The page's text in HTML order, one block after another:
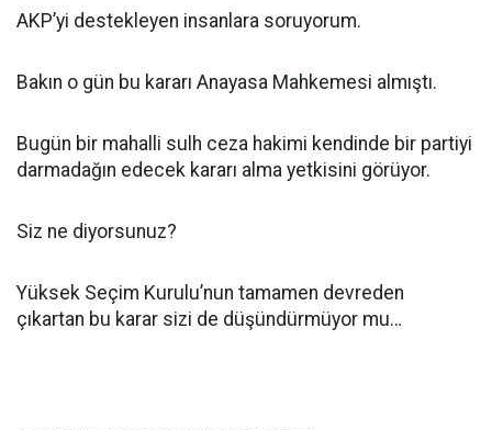
AKP’yi destekleyen insanlara soruyorum.
Bakın o gün bu kararı Anayasa Mahkemesi almıştı.
Bugün bir mahalli sulh ceza hakimi kendinde bir partiyi
darmadağın edecek kararı alma yetkisini görüyor.
Siz ne diyorsunuz?
Yüksek Seçim Kurulu’nun tamamen devreden
çıkartan bu karar sizi de düşündürmüyor mu…